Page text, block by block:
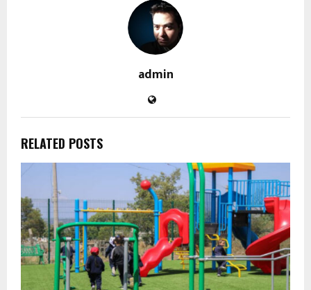
admin
RELATED POSTS